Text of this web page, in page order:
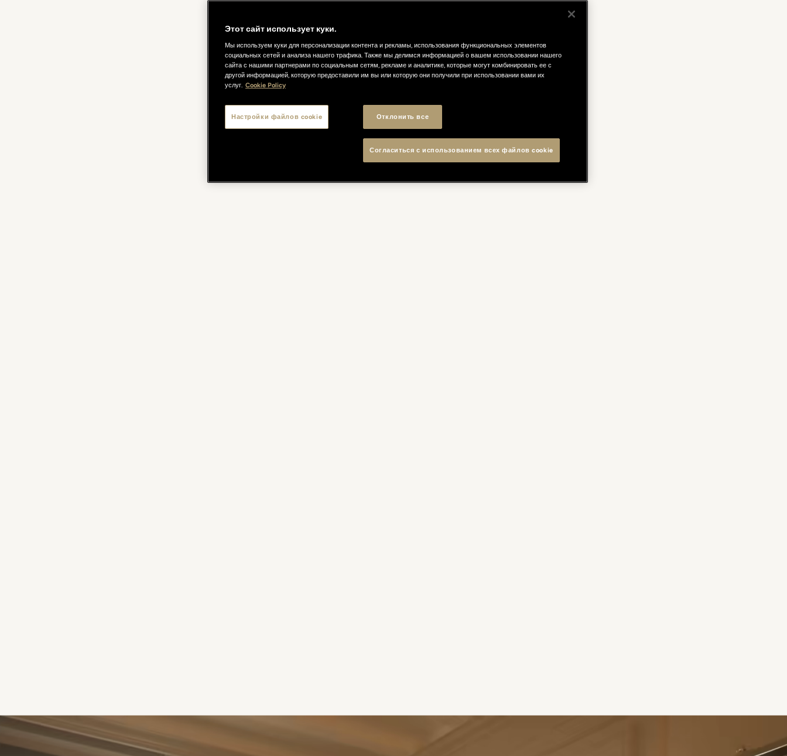
Этот сайт использует куки.
Мы используем куки для персонализации контента и рекламы, использования функциональных элементов
социальных сетей и анализа нашего трафика. Также мы делимся информацией о вашем использовании нашего
сайта с нашими партнерами по социальным сетям, рекламе и аналитике, которые могут комбинировать ее с
другой информацией, которую предоставили им вы или которую они получили при использовании вами их
услуг. Cookie Policy
Отклонить все
Согласиться с использованием всех файлов cookie
Настройки файлов cookie